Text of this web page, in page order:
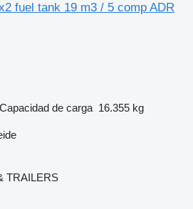
fuel tank 19 m3 / 5 comp ADR
Capacidad de carga 16.355 kg
TRAILERS